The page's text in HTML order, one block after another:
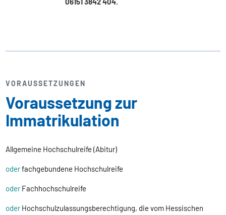
VORAUSSETZUNGEN
Voraussetzung zur
Immatrikulation
Allgemeine Hochschulreife (Abitur)
oderfachgebundene Hochschulreife
oderFachhochschulreife
oderHochschulzulassungsberechtigung, die vom Hessischen